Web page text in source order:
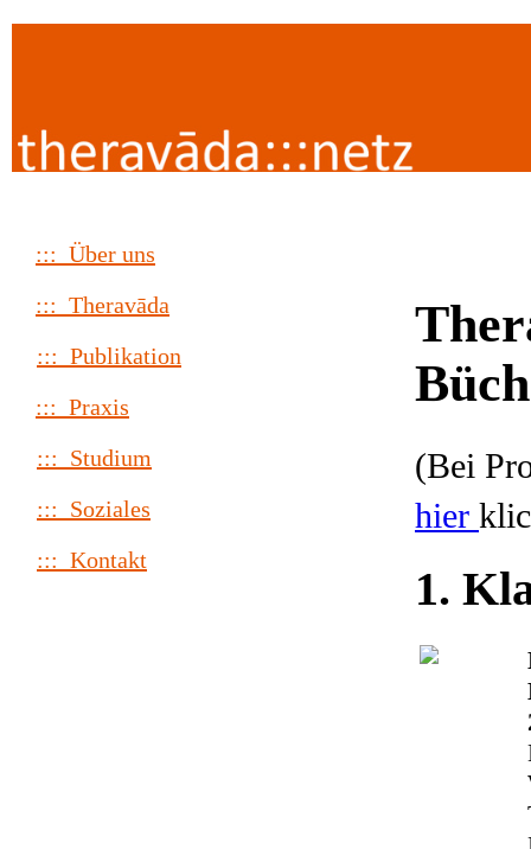
::: Über uns
::: Theravāda
::: Publikation
::: Praxis
::: Studium
::: Soziales
::: Kontakt
(Bei
hier
1.